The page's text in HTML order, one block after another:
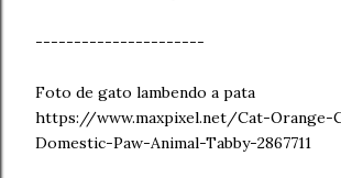
----------------------
Foto de gato lambendo a pata
https://www.maxpixel.net/Cat-Orange-
Domestic-Paw-Animal-Tabby-2867711